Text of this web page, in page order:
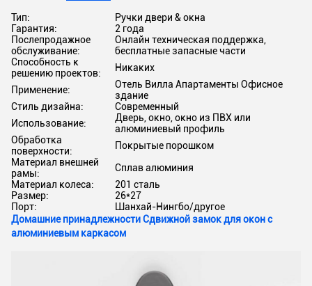
Тип:
Ручки двери & окна
Гарантия:
2 года
Послепродажное
обслуживание:
Онлайн техническая поддержка,
бесплатные запасные части
Способность к
решению проектов:
Никаких
Применение:
Отель Вилла Апартаменты Офисное
здание
Стиль дизайна:
Современный
Использование:
Дверь, окно, окно из ПВХ или
алюминиевый профиль
Обработка
поверхности:
Покрытые порошком
Материал внешней
рамы:
Сплав алюминия
Материал колеса:
201 сталь
Размер:
26*27
Порт:
Шанхай-Нингбо/другое
Домашние принадлежности Сдвижной замок для окон с
алюминиевым каркасом